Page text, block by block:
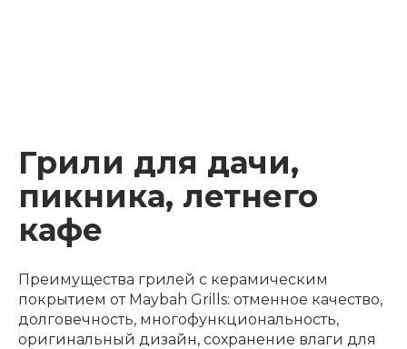
Грили для дачи,
пикника, летнего
кафе
Преимущества грилей с керамическим
покрытием от Maybah Grills: отменное качество,
долговечность, многофункциональность,
оригинальный дизайн, сохранение влаги для